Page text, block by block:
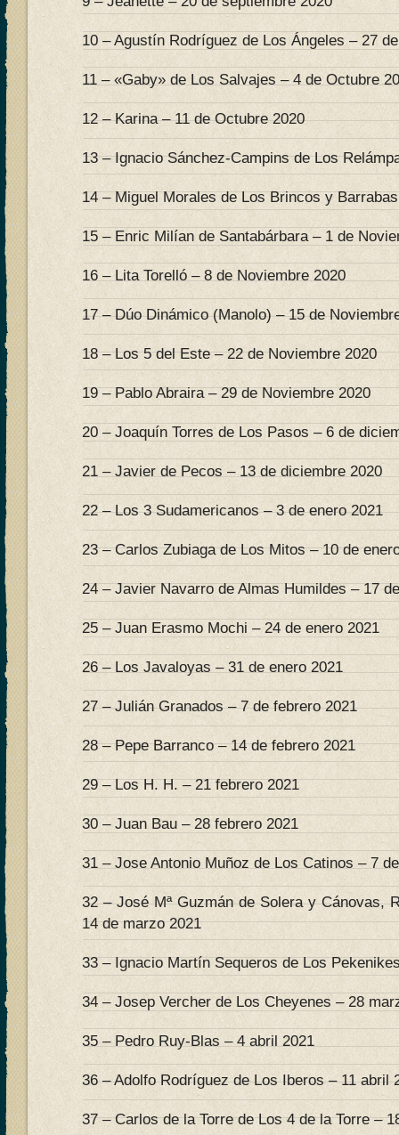
10 – Agustín Rodríguez de Los Ángeles – 27
11 – «Gaby» de Los Salvajes – 4 de Octubre
12 – Karina – 11 de Octubre 2020
13 – Ignacio Sánchez-Campins de Los
14 – Miguel Morales de Los Brincos y
15 – Enric Milían de Santabárbara – 1 de
16 – Lita Torelló – 8 de Noviembre 2020
17 – Dúo Dinámico (Manolo) – 15 de
18 – Los 5 del Este – 22 de Noviembre 2020
19 – Pablo Abraira – 29 de Noviembre 2020
20 – Joaquín Torres de Los Pasos – 6 de
21 – Javier de Pecos – 13 de diciembre 2020
22 – Los 3 Sudamericanos – 3 de enero 2021
23 – Carlos Zubiaga de Los Mitos – 10 de
24 – Javier Navarro de Almas Humildes – 17
25 – Juan Erasmo Mochi – 24 de enero 2021
26 – Los Javaloyas – 31 de enero 2021
27 – Julián Granados – 7 de febrero 2021
28 – Pepe Barranco – 14 de febrero 2021
29 – Los H. H. – 21 febrero 2021
30 – Juan Bau – 28 febrero 2021
31 – Jose Antonio Muñoz de Los Catinos – 7
32 – José Mª Guzmán de Solera y Cánovas,
14 de marzo 2021
33 – Ignacio Martín Sequeros de Los
34 – Josep Vercher de Los Cheyenes – 28
35 – Pedro Ruy-Blas – 4 abril 2021
36 – Adolfo Rodríguez de Los Iberos – 11 abril
37 – Carlos de la Torre de Los 4 de la Torre –